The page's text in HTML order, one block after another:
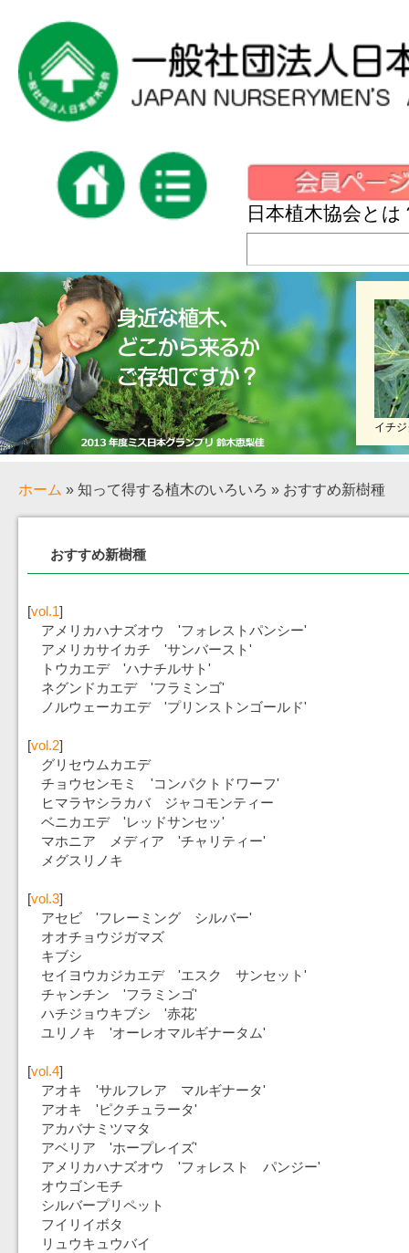
日本植木協会とは
イチ
ホーム » 知って得する植木のいろいろ » おすすめ新樹種
おすすめ新樹種
[vol.1]
アメリカハナズオウ 'フォレストパンシー'
アメリカサイカチ 'サンバースト'
トウカエデ 'ハナチルサト'
ネグンドカエデ 'フラミンゴ'
ノルウェーカエデ 'プリンストンゴールド'
[vol.2]
グリセウムカエデ
チョウセンモミ 'コンパクトドワーフ'
ヒマラヤシラカバ ジャコモンティー
ベニカエデ 'レッドサンセッ'
マホニア メディア 'チャリティー'
メグスリノキ
[vol.3]
アセビ 'フレーミング シルバー'
オオチョウジガマズ
キブシ
セイヨウカジカエデ 'エスク サンセット'
チャンチン 'フラミンゴ'
ハチジョウキブシ '赤花'
ユリノキ 'オーレオマルギナータム'
[vol.4]
アオキ 'サルフレア マルギナータ'
アオキ 'ピクチュラータ'
アカバナミツマタ
アベリア 'ホープレイズ'
アメリカハナズオウ 'フォレスト パンジー'
オウゴンモチ
シルバープリペット
フイリイボタ
リュウキュウバイ